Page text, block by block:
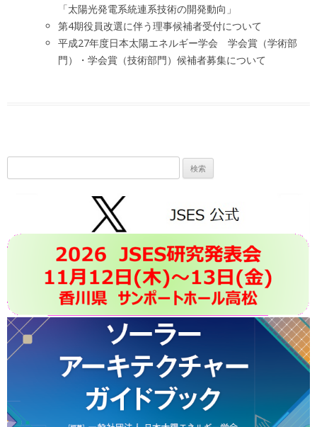
「太陽光発電系統連系技術の開発動向」
第4期役員改選に伴う理事候補者受付について
平成27年度日本太陽エネルギー学会 学会賞（学術部
門）・学会賞（技術部門）候補者募集について
索: